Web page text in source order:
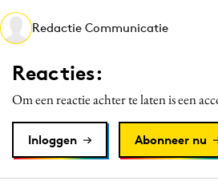
Media
Merkstrategie
PR
Reputatie & crisis
Redactie Communicatie
Reacties:
Om een reactie achter te laten is een
Inloggen Abonneer nu